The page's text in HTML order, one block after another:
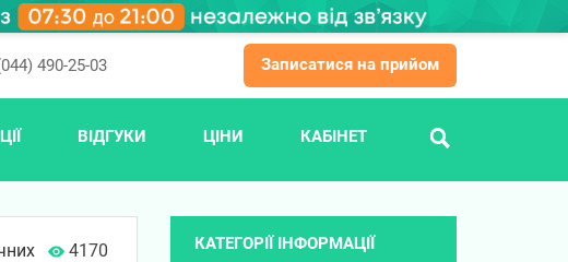
ПОШУК
490-25-03 Записатися на прийом
ВІДГУКИ ЦІНИ КАБІНЕТ
4170 КАТЕГОРІЇ ІНФОРМАЦІЇ